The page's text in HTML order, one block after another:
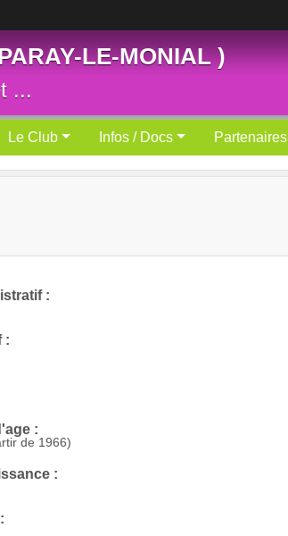
LE-MONIAL )
...
Le Club Infos / Docs Partenaires
:
:
:
de 1966)
: